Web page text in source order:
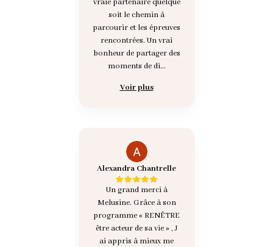
soit le chemin à
parcourir et les épreuves
rencontrées. Un vrai
bonheur de partager des
moments de di...
Voir plus
Alexandra Chantrelle
Un grand merci à
Melusine. Grâce à son
programme « RENÊTRE
être acteur de sa vie » , J
ai appris à mieux me